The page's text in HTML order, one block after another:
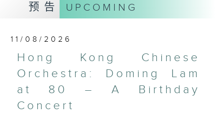
Hall, The Hong Kong Academy for
Performing Arts on on 18/4/2026
演艺学院大提琴音乐节2026
开幕音乐会——星籁弦响
香港演艺学院音乐学院弦乐系学生
歌舒咏（考夫曼改编）
罗西尼
预告 UPCOMING
11/08/2026
Hong Kong Chinese
Orchestra: Doming Lam
at 80 – A Birthday
Concert